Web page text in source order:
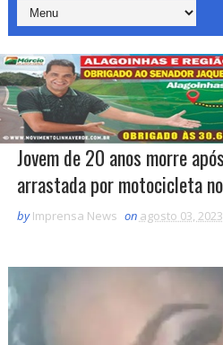
Jovem de 20 anos morre
arrastada por motocicleta
by Imprensa News on agosto 03, 2023